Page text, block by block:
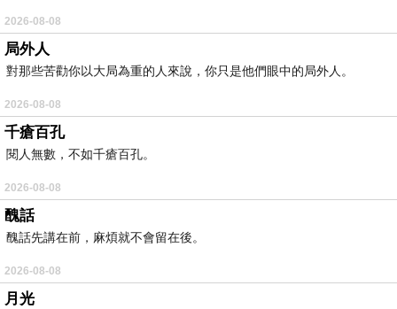
2026-08-08
局外人
對那些苦勸你以大局為重的人來說，你只是他們眼中的局外人。
2026-08-08
千瘡百孔
閱人無數，不如千瘡百孔。
2026-08-08
醜話
醜話先講在前，麻煩就不會留在後。
2026-08-08
月光